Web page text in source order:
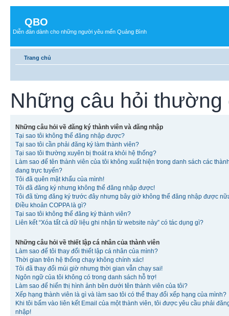
QBO
Diễn đàn dành cho những người yêu mến Quảng Bình
Trang chủ
Những câu hỏi thường
Những câu hỏi về đăng ký thành viên và đăng nhập
Tại sao tôi không thể đăng nhập được?
Tại sao tôi cần phải đăng ký làm thành viên?
Tại sao tôi thường xuyên bị thoát ra khỏi hệ thống?
Làm sao để tên thành viên của tôi không xuất hiện trong danh sách các
đang trực tuyến?
Tôi đã quên mật khẩu của mình!
Tôi đã đăng ký nhưng không thể đăng nhập được!
Tôi đã từng đăng ký trước đây nhưng bây giờ không thể đăng nhập được
Điều khoản COPPA là gì?
Tại sao tôi không thể đăng ký thành viên?
Liên kết “Xóa tất cả dữ liệu ghi nhận từ website này” có tác dụng gì?
Những câu hỏi về thiết lập cá nhân của thành viên
Làm sao để tôi thay đổi thiết lập cá nhân của mình?
Thời gian trên hệ thống chạy không chính xác!
Tôi đã thay đổi múi giờ nhưng thời gian vẫn chạy sai!
Ngôn ngữ của tôi không có trong danh sách hỗ trợ!
Làm sao để hiển thị hình ảnh bên dưới tên thành viên của tôi?
Xếp hạng thành viên là gì và làm sao tôi có thể thay đổi xếp hạng của mình?
Khi tôi bấm vào liên kết Email của một thành viên, tôi được yêu cầu phải
nhập!